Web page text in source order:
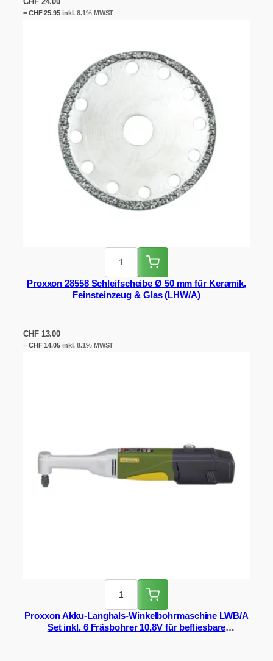
= CHF25.95inkl. 8.1% MWST
Proxxon 28558 Schleifscheibe Ø 50 mm für Keramik,
Feinsteinzeug & Glas (LHW/A)
CHF13.00
= CHF14.05inkl. 8.1% MWST
Proxxon Akku-Langhals-Winkelbohrmaschine LWB/A
Set inkl. 6 Fräsbohrer 10.8V für befliesbare